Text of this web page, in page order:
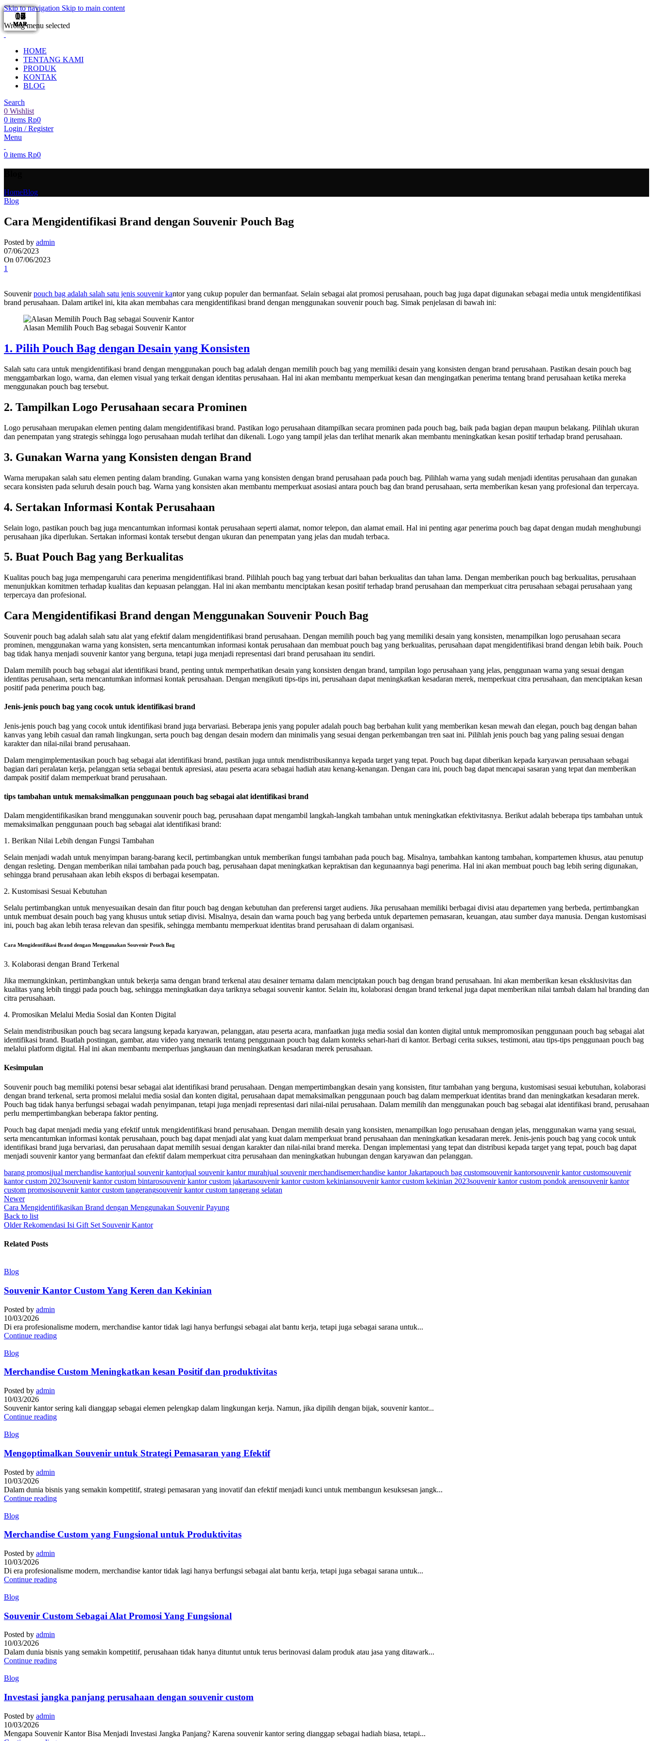
Skip to navigation Skip to main content
ADD ANYTHING HERE OR JUST REMOVE IT…
Wrong menu selected
HOME
TENTANG KAMI
PRODUK
KONTAK
BLOG
Search
0 Wishlist
0 items Rp0
Login / Register
Menu
0 items Rp0
HomeBlog
Blog
Cara Mengidentifikasi Brand dengan Souvenir Pouch Bag
Posted by admin
07/06/2023
On 07/06/2023
1
Souvenirpouch bag adalah salah satu jenis souvenir kantor yang cukup populer dan bermanfaat. Selain sebagai alat promosi perusahaan, pouch bag juga dapat digunakan sebagai media untuk mengidentifikasi
brand perusahaan. Dalam artikel ini, kita akan membahas cara mengidentifikasi brand dengan menggunakan souvenir pouch bag. Simak penjelasan di bawah ini:
Alasan Memilih Pouch Bag sebagai Souvenir Kantor
1. Pilih Pouch Bag dengan Desain yang Konsisten
Salah satu cara untuk mengidentifikasi brand dengan menggunakan pouch bag adalah dengan memilih pouch bag yang memiliki desain yang konsisten dengan brand perusahaan. Pastikan desain pouch bag
menggambarkan logo, warna, dan elemen visual yang terkait dengan identitas perusahaan. Hal ini akan membantu memperkuat kesan dan mengingatkan penerima tentang brand perusahaan ketika mereka
menggunakan pouch bag tersebut.
2. Tampilkan Logo Perusahaan secara Prominen
Logo perusahaan merupakan elemen penting dalam mengidentifikasi brand. Pastikan logo perusahaan ditampilkan secara prominen pada pouch bag, baik pada bagian depan maupun belakang. Pilihlah ukuran
dan penempatan yang strategis sehingga logo perusahaan mudah terlihat dan dikenali. Logo yang tampil jelas dan terlihat menarik akan membantu meningkatkan kesan positif terhadap brand perusahaan.
3. Gunakan Warna yang Konsisten dengan Brand
Warna merupakan salah satu elemen penting dalam branding. Gunakan warna yang konsisten dengan brand perusahaan pada pouch bag. Pilihlah warna yang sudah menjadi identitas perusahaan dan gunakan
secara konsisten pada seluruh desain pouch bag. Warna yang konsisten akan membantu memperkuat asosiasi antara pouch bag dan brand perusahaan, serta memberikan kesan yang profesional dan terpercaya.
4. Sertakan Informasi Kontak Perusahaan
Selain logo, pastikan pouch bag juga mencantumkan informasi kontak perusahaan seperti alamat, nomor telepon, dan alamat email. Hal ini penting agar penerima pouch bag dapat dengan mudah menghubungi
perusahaan jika diperlukan. Sertakan informasi kontak tersebut dengan ukuran dan penempatan yang jelas dan mudah terbaca.
5. Buat Pouch Bag yang Berkualitas
Kualitas pouch bag juga mempengaruhi cara penerima mengidentifikasi brand. Pilihlah pouch bag yang terbuat dari bahan berkualitas dan tahan lama. Dengan memberikan pouch bag berkualitas, perusahaan
menunjukkan komitmen terhadap kualitas dan kepuasan pelanggan. Hal ini akan membantu menciptakan kesan positif terhadap brand perusahaan dan memperkuat citra perusahaan sebagai perusahaan yang
terpercaya dan profesional.
Cara Mengidentifikasi Brand dengan Menggunakan Souvenir Pouch Bag
Souvenir pouch bag adalah salah satu alat yang efektif dalam mengidentifikasi brand perusahaan. Dengan memilih pouch bag yang memiliki desain yang konsisten, menampilkan logo perusahaan secara
prominen, menggunakan warna yang konsisten, serta mencantumkan informasi kontak perusahaan dan membuat pouch bag yang berkualitas, perusahaan dapat mengidentifikasi brand dengan lebih baik. Pouch
bag tidak hanya menjadi souvenir kantor yang berguna, tetapi juga menjadi representasi dari brand perusahaan itu sendiri.
Dalam memilih pouch bag sebagai alat identifikasi brand, penting untuk memperhatikan desain yang konsisten dengan brand, tampilan logo perusahaan yang jelas, penggunaan warna yang sesuai dengan
identitas perusahaan, serta mencantumkan informasi kontak perusahaan. Dengan mengikuti tips-tips ini, perusahaan dapat meningkatkan kesadaran merek, memperkuat citra perusahaan, dan menciptakan kesan
positif pada penerima pouch bag.
Jenis-jenis pouch bag yang cocok untuk identifikasi brand
Jenis-jenis pouch bag yang cocok untuk identifikasi brand juga bervariasi. Beberapa jenis yang populer adalah pouch bag berbahan kulit yang memberikan kesan mewah dan elegan, pouch bag dengan bahan
kanvas yang lebih casual dan ramah lingkungan, serta pouch bag dengan desain modern dan minimalis yang sesuai dengan perkembangan tren saat ini. Pilihlah jenis pouch bag yang paling sesuai dengan
karakter dan nilai-nilai brand perusahaan.
Dalam mengimplementasikan pouch bag sebagai alat identifikasi brand, pastikan juga untuk mendistribusikannya kepada target yang tepat. Pouch bag dapat diberikan kepada karyawan perusahaan sebagai
bagian dari peralatan kerja, pelanggan setia sebagai bentuk apresiasi, atau peserta acara sebagai hadiah atau kenang-kenangan. Dengan cara ini, pouch bag dapat mencapai sasaran yang tepat dan memberikan
dampak positif dalam memperkuat brand perusahaan.
tips tambahan untuk memaksimalkan penggunaan pouch bag sebagai alat identifikasi brand
Dalam mengidentifikasikan brand menggunakan souvenir pouch bag, perusahaan dapat mengambil langkah-langkah tambahan untuk meningkatkan efektivitasnya. Berikut adalah beberapa tips tambahan untuk
memaksimalkan penggunaan pouch bag sebagai alat identifikasi brand:
1. Berikan Nilai Lebih dengan Fungsi Tambahan
Selain menjadi wadah untuk menyimpan barang-barang kecil, pertimbangkan untuk memberikan fungsi tambahan pada pouch bag. Misalnya, tambahkan kantong tambahan, kompartemen khusus, atau penutup
dengan resleting. Dengan memberikan nilai tambahan pada pouch bag, perusahaan dapat meningkatkan kepraktisan dan kegunaannya bagi penerima. Hal ini akan membuat pouch bag lebih sering digunakan,
sehingga brand perusahaan akan lebih ekspos di berbagai kesempatan.
2. Kustomisasi Sesuai Kebutuhan
Selalu pertimbangkan untuk menyesuaikan desain dan fitur pouch bag dengan kebutuhan dan preferensi target audiens. Jika perusahaan memiliki berbagai divisi atau departemen yang berbeda, pertimbangkan
untuk membuat desain pouch bag yang khusus untuk setiap divisi. Misalnya, desain dan warna pouch bag yang berbeda untuk departemen pemasaran, keuangan, atau sumber daya manusia. Dengan kustomisasi
ini, pouch bag akan lebih terasa relevan dan spesifik, sehingga membantu memperkuat identitas brand perusahaan di dalam organisasi.
Cara Mengidentifikasi Brand dengan Menggunakan Souvenir Pouch Bag
3. Kolaborasi dengan Brand Terkenal
Jika memungkinkan, pertimbangkan untuk bekerja sama dengan brand terkenal atau desainer ternama dalam menciptakan pouch bag dengan brand perusahaan. Ini akan memberikan kesan eksklusivitas dan
kualitas yang lebih tinggi pada pouch bag, sehingga meningkatkan daya tariknya sebagai souvenir kantor. Selain itu, kolaborasi dengan brand terkenal juga dapat memberikan nilai tambah dalam hal branding dan
citra perusahaan.
4. Promosikan Melalui Media Sosial dan Konten Digital
Selain mendistribusikan pouch bag secara langsung kepada karyawan, pelanggan, atau peserta acara, manfaatkan juga media sosial dan konten digital untuk mempromosikan penggunaan pouch bag sebagai alat
identifikasi brand. Buatlah postingan, gambar, atau video yang menarik tentang penggunaan pouch bag dalam konteks sehari-hari di kantor. Berbagi cerita sukses, testimoni, atau tips-tips penggunaan pouch bag
melalui platform digital. Hal ini akan membantu memperluas jangkauan dan meningkatkan kesadaran merek perusahaan.
Kesimpulan
Souvenir pouch bag memiliki potensi besar sebagai alat identifikasi brand perusahaan. Dengan mempertimbangkan desain yang konsisten, fitur tambahan yang berguna, kustomisasi sesuai kebutuhan, kolaborasi
dengan brand terkenal, serta promosi melalui media sosial dan konten digital, perusahaan dapat memaksimalkan penggunaan pouch bag dalam memperkuat identitas brand dan meningkatkan kesadaran merek.
Pouch bag tidak hanya berfungsi sebagai wadah penyimpanan, tetapi juga menjadi representasi dari nilai-nilai perusahaan. Dalam memilih dan menggunakan pouch bag sebagai alat identifikasi brand, perusahaan
perlu mempertimbangkan beberapa faktor penting.
Pouch bag dapat menjadi media yang efektif untuk mengidentifikasi brand perusahaan. Dengan memilih desain yang konsisten, menampilkan logo perusahaan dengan jelas, menggunakan warna yang sesuai,
serta mencantumkan informasi kontak perusahaan, pouch bag dapat menjadi alat yang kuat dalam memperkuat brand perusahaan dan meningkatkan kesadaran merek. Jenis-jenis pouch bag yang cocok untuk
identifikasi brand juga bervariasi, dan perusahaan dapat memilih sesuai dengan karakter dan nilai-nilai brand mereka. Dengan implementasi yang tepat dan distribusi kepada target yang tepat, pouch bag dapat
menjadi souvenir kantor yang bermanfaat dan efektif dalam memperkuat citra perusahaan dan meningkatkan hubungan dengan karyawan dan pelanggan.
barang promosijual merchandise kantorjual souvenir kantorjual souvenir kantor murahjual souvenir merchandisemerchandise kantor Jakartapouch bag customsouvenir kantorsouvenir kantor customsouvenir
kantor custom 2023souvenir kantor custom bintarosouvenir kantor custom jakartasouvenir kantor custom kekiniansouvenir kantor custom kekinian 2023souvenir kantor custom pondok arensouvenir kantor
custom promosisouvenir kantor custom tangerangsouvenir kantor custom tangerang selatan
Newer
Cara Mengidentifikasikan Brand dengan Menggunakan Souvenir Payung
Back to list
Older Rekomendasi Isi Gift Set Souvenir Kantor
Related Posts
14
MAR
Blog
Souvenir Kantor Custom Yang Keren dan Kekinian
Posted by admin
10/03/2026
Di era profesionalisme modern, merchandise kantor tidak lagi hanya berfungsi sebagai alat bantu kerja, tetapi juga sebagai sarana untuk...
Continue reading
14
MAR
Blog
Merchandise Custom Meningkatkan kesan Positif dan produktivitas
Posted by admin
10/03/2026
Souvenir kantor sering kali dianggap sebagai elemen pelengkap dalam lingkungan kerja. Namun, jika dipilih dengan bijak, souvenir kantor...
Continue reading
13
MAR
Blog
Mengoptimalkan Souvenir untuk Strategi Pemasaran yang Efektif
Posted by admin
10/03/2026
Dalam dunia bisnis yang semakin kompetitif, strategi pemasaran yang inovatif dan efektif menjadi kunci untuk membangun kesuksesan jangk...
Continue reading
13
MAR
Blog
Merchandise Custom yang Fungsional untuk Produktivitas
Posted by admin
10/03/2026
Di era profesionalisme modern, merchandise kantor tidak lagi hanya berfungsi sebagai alat bantu kerja, tetapi juga sebagai sarana untuk...
Continue reading
12
MAR
Blog
Souvenir Custom Sebagai Alat Promosi Yang Fungsional
Posted by admin
10/03/2026
Dalam dunia bisnis yang semakin kompetitif, perusahaan tidak hanya dituntut untuk terus berinovasi dalam produk atau jasa yang ditawark...
Continue reading
12
MAR
Blog
Investasi jangka panjang perusahaan dengan souvenir custom
Posted by admin
10/03/2026
Mengapa Souvenir Kantor Bisa Menjadi Investasi Jangka Panjang? Karena souvenir kantor sering dianggap sebagai hadiah biasa, tetapi...
11
MAR
10
MAR
10
MAR
07
MAR
07
MAR